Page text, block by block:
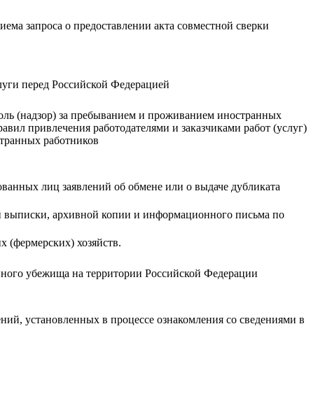
запроса о предоставлении акта совместной сверки
перед Российской Федерацией
(надзор) за пребыванием и проживанием иностранных
привлечения работодателями и заказчиками работ (услуг)
работников
лиц заявлений об обмене или о выдаче дубликата
выписки, архивной копии и информационного письма по
(фермерских) хозяйств.
убежища на территории Российской Федерации
установленных в процессе ознакомления со сведениями в